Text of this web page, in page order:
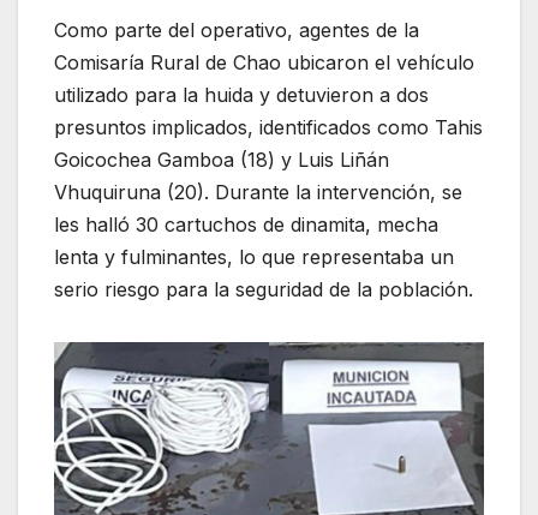
Como parte del operativo, agentes de la
Comisaría Rural de Chao ubicaron el vehículo
utilizado para la huida y detuvieron a dos
presuntos implicados, identificados como Tahis
Goicochea Gamboa (18) y Luis Liñán
Vhuquiruna (20). Durante la intervención, se
les halló 30 cartuchos de dinamita, mecha
lenta y fulminantes, lo que representaba un
serio riesgo para la seguridad de la población.